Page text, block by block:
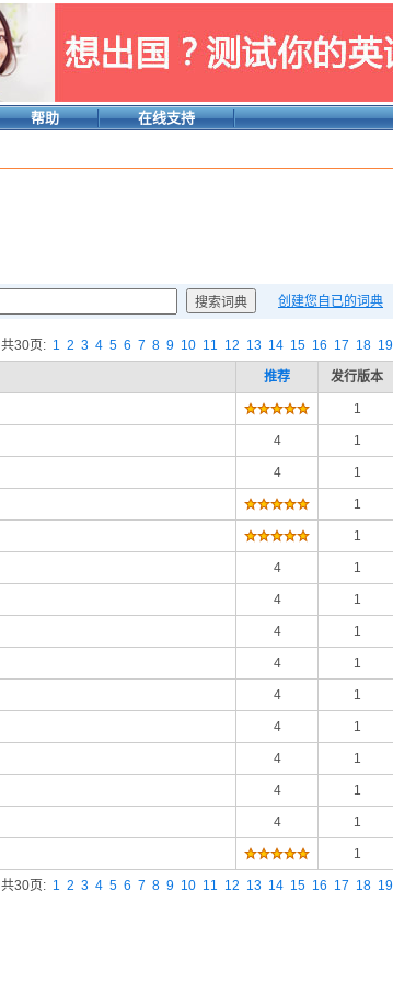
帮助 在线支持
创建您自已的词典
共30页: 1 2 3 4 5 6 7 8 9 10 11 12 13 14 15 16 17 18 19
推荐 发行版本
1
4 1
4 1
1
1
4 1
4 1
4 1
4 1
4 1
4 1
4 1
4 1
4 1
1
共30页: 1 2 3 4 5 6 7 8 9 10 11 12 13 14 15 16 17 18 19